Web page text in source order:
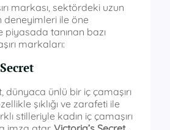
markası, sektördeki uzun
deneyimleri ile öne
piyasada tanınan bazı
markaları:
dünyaca ünlü bir iç çamaşırı
şıklığı ve zarafeti ile
stilleriyle kadın iç çamaşırı